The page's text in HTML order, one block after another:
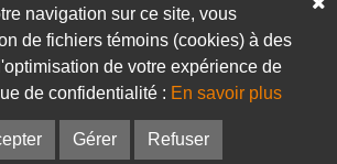
Fermé
Fermé
Infolettre
/Pneus St-Hubert • Web :Option PME
navigation sur ce site, vous
de fichiers témoins (cookies) à des
de votre expérience de
de confidentialité : En savoir plus
Gérer Refuser